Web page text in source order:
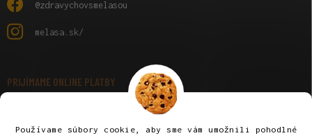
Používame súbory cookie, aby sme vám umožnili pohodlné
@zdravychovsmelasou
melasa.sk/
PRIJÍMAME ONLINE PLATBY